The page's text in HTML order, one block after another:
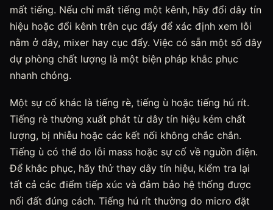
mất tiếng. Nếu chỉ mất tiếng một kênh, hãy đổi dây tín
hiệu hoặc đổi kênh trên cục đẩy để xác định xem lỗi
nằm ở dây, mixer hay cục đẩy. Việc có sẵn một số dây
dự phòng chất lượng là một biện pháp khắc phục
nhanh chóng.
Một sự cố khác là tiếng rè, tiếng ù hoặc tiếng hú rít.
Tiếng rè thường xuất phát từ dây tín hiệu kém chất
lượng, bị nhiễu hoặc các kết nối không chắc chắn.
Tiếng ù có thể do lỗi mass hoặc sự cố về nguồn điện.
Để khắc phục, hãy thử thay dây tín hiệu, kiểm tra lại
tất cả các điểm tiếp xúc và đảm bảo hệ thống được
nối đất đúng cách. Tiếng hú rít thường do micro đặt